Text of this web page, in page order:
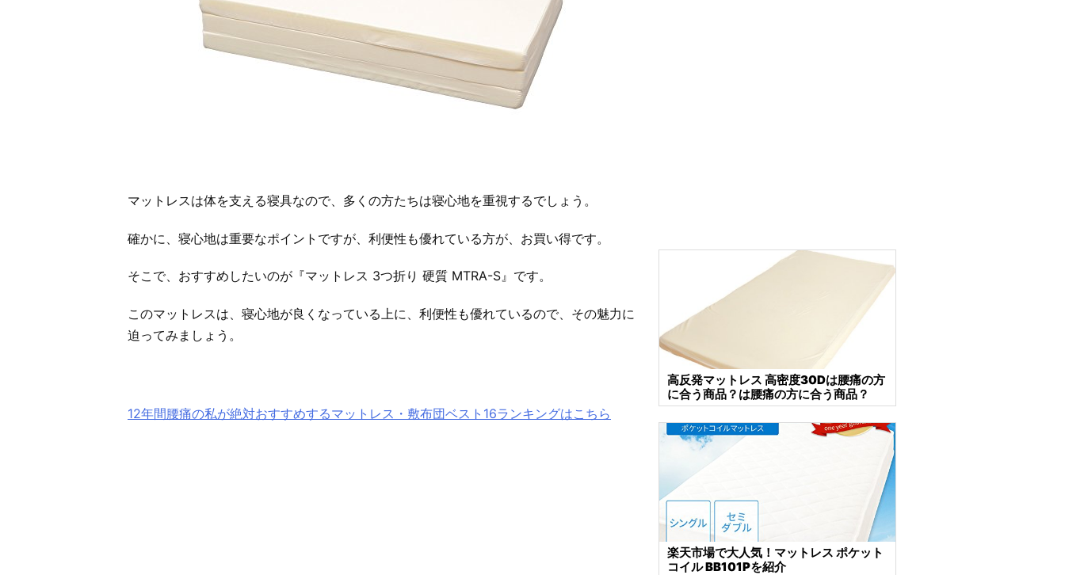
マットレスは体を支える寝具なので、多くの方たちは寝心地を重視するでしょう。
確かに、寝心地は重要なポイントですが、利便性も優れている方が、お買い得です。
そこで、おすすめしたいのが『マットレス 3つ折り 硬質 MTRA-S』です。
このマットレスは、寝心地が良くなっている上に、利便性も優れているので、その魅力に
迫ってみましょう。
12年間腰痛の私が絶対おすすめするマットレス・敷布団ベスト16ランキングはこちら
高反発マットレス 高密度30Dは腰痛の方
に合う商品？は腰痛の方に合う商品？
楽天市場で大人気！マットレス ポケット
コイル BB101Pを紹介